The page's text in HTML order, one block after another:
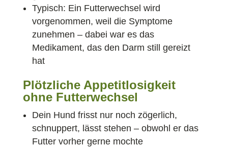
Typisch: Ein Futterwechsel wird
vorgenommen, weil die Symptome
zunehmen – dabei war es das
Medikament, das den Darm still gereizt
hat
Plötzliche Appetitlosigkeit
ohne Futterwechsel
Dein Hund frisst nur noch zögerlich,
schnuppert, lässt stehen – obwohl er das
Futter vorher gerne mochte